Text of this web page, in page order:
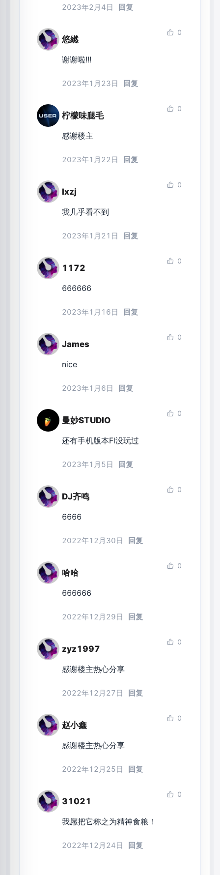
2023年2月4日 回复
悠繎
0
谢谢啦!!!
2023年1月23日 回复
柠檬味腿毛
0
感谢楼主
2023年1月22日 回复
lxzj
0
我几乎看不到
2023年1月21日 回复
1172
0
666666
2023年1月16日 回复
James
0
nice
2023年1月6日 回复
曼妙STUDIO
0
还有手机版本Fl没玩过
2023年1月5日 回复
DJ齐鸣
0
6666
2022年12月30日 回复
哈哈
0
666666
2022年12月29日 回复
zyz1997
0
感谢楼主热心分享
2022年12月27日 回复
赵小鑫
0
感谢楼主热心分享
2022年12月25日 回复
31021
0
我愿把它称之为精神食粮！
2022年12月24日 回复